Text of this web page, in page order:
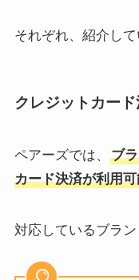
それぞれ、紹介して
クレジットカー
ペアーズでは、
ブ
カード決済が利用
対応しているブラン